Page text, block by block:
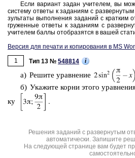
Если ва­ри­ант задан учи­те­лем, вы
си­сте­му от­ве­ты к за­да­ни­ям с
зуль­та­ты вы­пол­не­ния за­да­ний с крат­ким
гру­жен­ные от­ве­ты к за­да­ни­ям с
учи­те­лем баллы отоб­ра­зят­ся в вашей
Версия для печати и копирования в MS
1
Тип 13 № 548814 i
а) Ре­ши­те урав­не­ние
б) Ука­жи­те корни этого
ку
Решения заданий с развернутым
автоматически. Запишите
На следующей странице вам будет